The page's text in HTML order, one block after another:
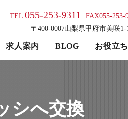
求人案内 BLOG お役立
TEL055-253-9311
FAX055-253-
〒400-0007山梨県甲府市美咲1-
シへ交換